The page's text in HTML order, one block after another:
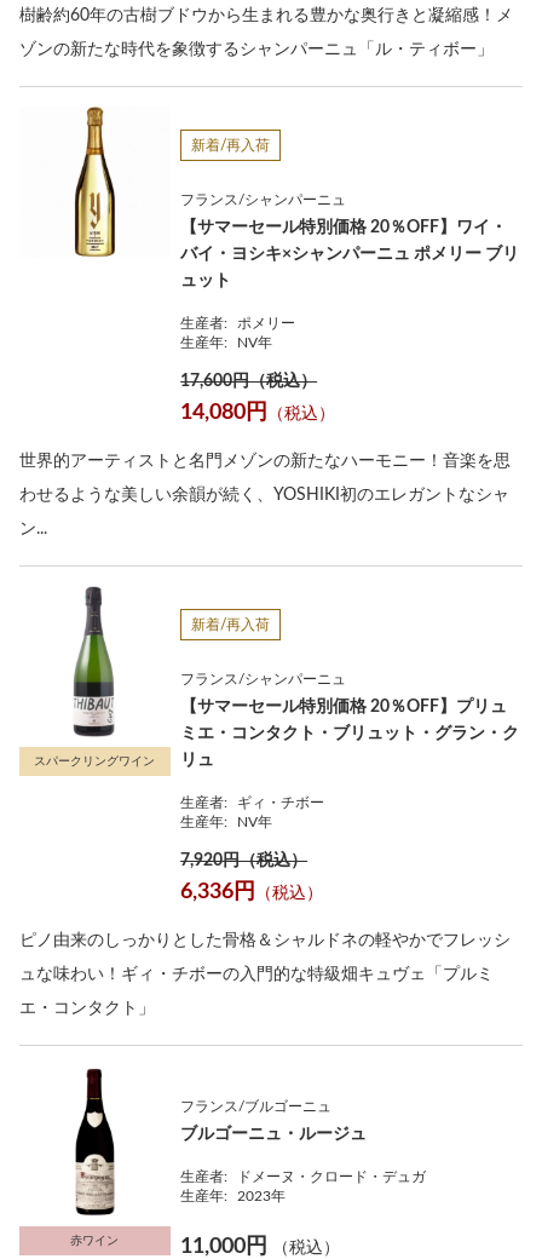
樹齢約60年の古樹ブドウから生まれる豊かな奥行きと凝縮感！メ
ゾンの新たな時代を象徴するシャンパーニュ「ル・ティボー」
新着/再入荷
フランス/シャンパーニュ
【サマーセール特別価格 20％OFF】ワイ・
バイ・ヨシキ×シャンパーニュ ポメリー ブリ
ュット
生産者:
ポメリー
生産年:
NV年
17,600円（税込）
14,080円 （税込）
世界的アーティストと名門メゾンの新たなハーモニー！音楽を思
わせるような美しい余韻が続く、YOSHIKI初のエレガントなシャ
ン...
スパークリングワイン
新着/再入荷
フランス/シャンパーニュ
【サマーセール特別価格 20％OFF】プリュ
ミエ・コンタクト・ブリュット・グラン・ク
リュ
生産者:
ギィ・チボー
生産年:
NV年
7,920円（税込）
6,336円 （税込）
ピノ由来のしっかりとした骨格＆シャルドネの軽やかでフレッシ
ュな味わい！ギィ・チボーの入門的な特級畑キュヴェ「プルミ
エ・コンタクト」
赤ワイン
フランス/ブルゴーニュ
ブルゴーニュ・ルージュ
生産者:
ドメーヌ・クロード・デュガ
生産年:
2023年
11,000円 （税込）